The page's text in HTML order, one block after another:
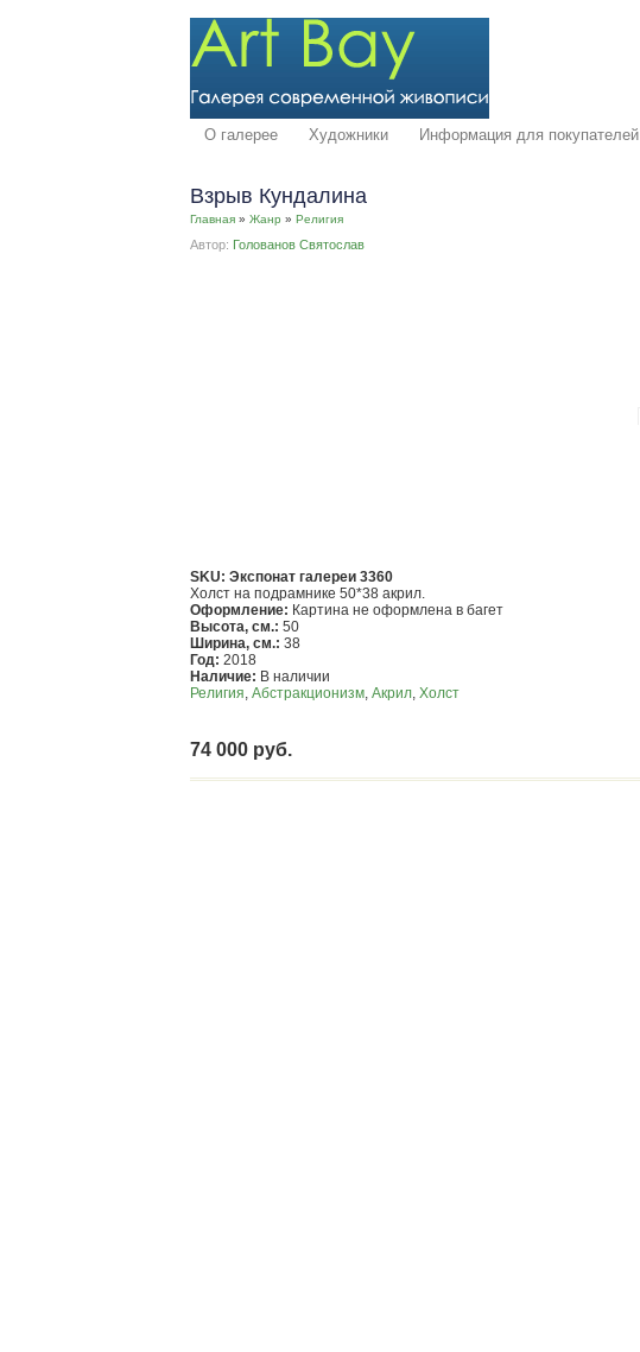
О галерее Художники Информация для покупателей
Взрыв Кундалина
Главная » Жанр » Религия
Автор: Голованов Святослав
SKU: Экспонат галереи 3360
Холст на подрамнике 50*38 акрил.
Оформление: Картина не оформлена в багет
Высота, см.: 50
Ширина, см.: 38
Год: 2018
Наличие: В наличии
Религия, Абстракционизм, Акрил, Холст
74 000 руб.